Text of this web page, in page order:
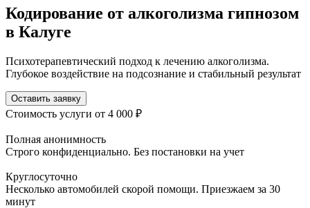
Кодирование от алкоголизма гипнозом
в Калуге
Психотерапевтический подход к лечению алкоголизма.
Глубокое воздействие на подсознание и стабильный результат
Оставить заявку
Стоимость услуги от 4 000 ₽
Полная анонимность
Строго конфиденциально. Без постановки на учет
Круглосуточно
Несколько автомобилей скорой помощи. Приезжаем за 30
минут